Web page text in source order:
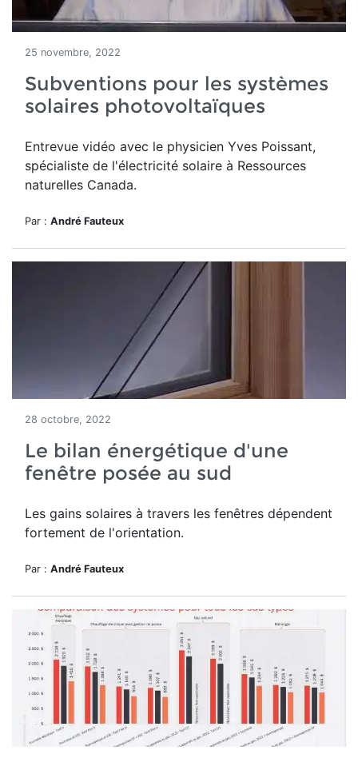
25 novembre, 2022
Subventions pour les systèmes
solaires photovoltaïques
Entrevue vidéo avec le physicien Yves Poissant,
spécialiste de l'électricité solaire à Ressources
naturelles Canada.
Par : André Fauteux
28 octobre, 2022
Le bilan énergétique d'une
fenêtre posée au sud
Les gains solaires à travers les fenêtres dépendent
fortement de l'orientation.
Par : André Fauteux